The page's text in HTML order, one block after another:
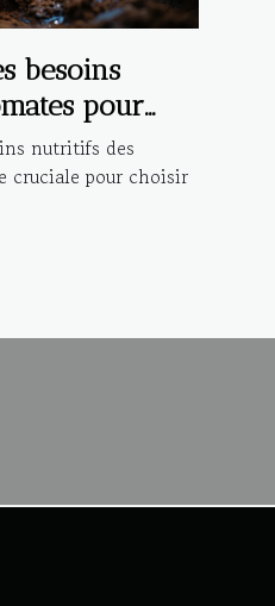
besoins
pour
nutritifs des
cruciale pour choisir